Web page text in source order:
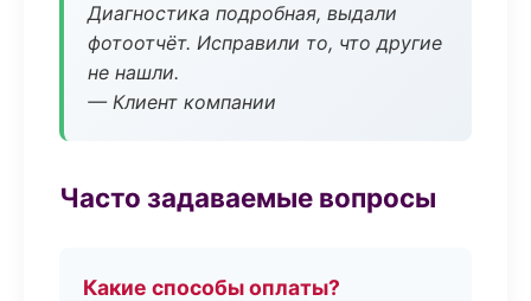
Диагностика подробная, выдали
фотоотчёт. Исправили то, что другие
не нашли.
— Клиент компании
Часто задаваемые вопросы
Какие способы оплаты?